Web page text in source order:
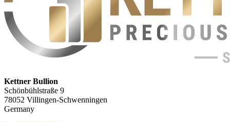
Kettner Bullion
Schönbühlstraße 9
78052 Villingen-Schwenningen
Germany